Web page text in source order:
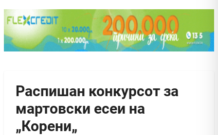
Распишан конкурсот за
мартовски есеи на
„Корени„